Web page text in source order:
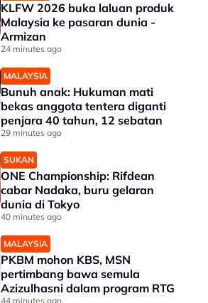
KLFW 2026 buka laluan produk
Malaysia ke pasaran dunia -
Armizan
24 minutes ago
MALAYSIA
Bunuh anak: Hukuman mati
bekas anggota tentera diganti
penjara 40 tahun, 12 sebatan
29 minutes ago
SUKAN
ONE Championship: Rifdean
cabar Nadaka, buru gelaran
dunia di Tokyo
40 minutes ago
MALAYSIA
PKBM mohon KBS, MSN
pertimbang bawa semula
Azizulhasni dalam program RTG
44 minutes ago